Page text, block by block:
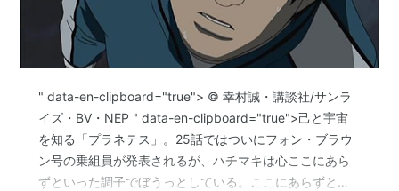
" data-en-clipboard="true"> © 幸村誠・講談社/サンラ
イズ・BV・NEP " data-en-clipboard="true">己と宇宙
を知る「プラネテス」。25話ではついにフォン・ブラウ
ン号の乗組員が発表されるが、ハチマキは心ここにあら
ずといった調子でぼうっとしている。ここにあらずとい